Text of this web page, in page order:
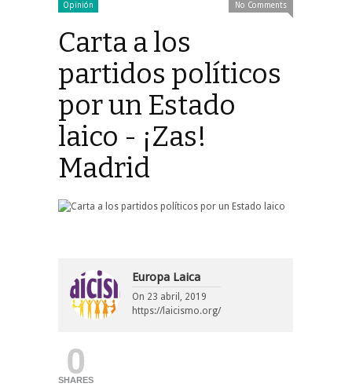
Opinión No Comments
Carta a los
partidos políticos
por un Estado
laico - ¡Zas!
Madrid
Europa Laica
On 23 abril, 2019
https://laicismo.org/
0
SHARES